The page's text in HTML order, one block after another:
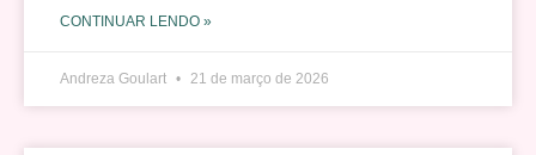
CONTINUAR LENDO »
Andreza Goulart 21 de março de 2026